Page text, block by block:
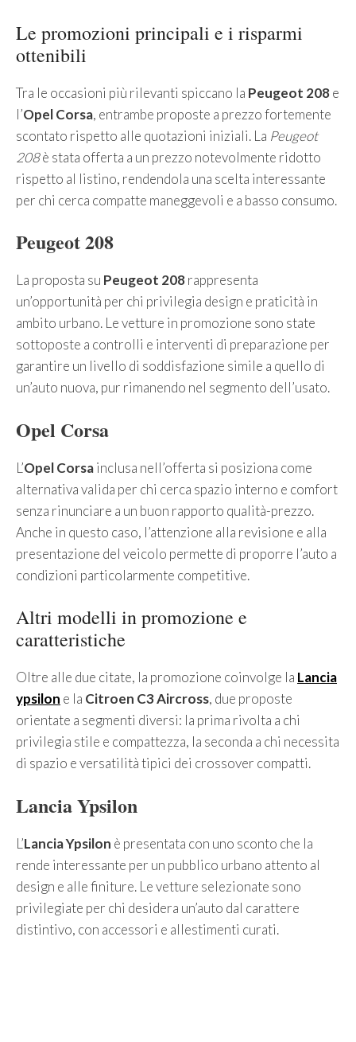
Le promozioni principali e i risparmi
ottenibili
Tra le occasioni più rilevanti spiccano la Peugeot 208e
l’Opel Corsa, entrambe proposte a prezzo fortemente
scontato rispetto alle quotazioni iniziali. La Peugeot
208è stata offerta a un prezzo notevolmente ridotto
rispetto al listino, rendendola una scelta interessante
per chi cerca compatte maneggevoli e a basso consumo.
Peugeot 208
La proposta su Peugeot 208rappresenta
un’opportunità per chi privilegia design e praticità in
ambito urbano. Le vetture in promozione sono state
sottoposte a controlli e interventi di preparazione per
garantire un livello di soddisfazione simile a quello di
un’auto nuova, pur rimanendo nel segmento dell’usato.
Opel Corsa
L’Opel Corsainclusa nell’offerta si posiziona come
alternativa valida per chi cerca spazio interno e comfort
senza rinunciare a un buon rapporto qualità-prezzo.
Anche in questo caso, l’attenzione alla revisione e alla
presentazione del veicolo permette di proporre l’auto a
condizioni particolarmente competitive.
Altri modelli in promozione e
caratteristiche
Oltre alle due citate, la promozione coinvolge la Lancia
ypsilon e la Citroen C3 Aircross, due proposte
orientate a segmenti diversi: la prima rivolta a chi
privilegia stile e compattezza, la seconda a chi necessita
di spazio e versatilità tipici dei crossover compatti.
Lancia Ypsilon
L’Lancia Ypsilon è presentata con uno sconto che la
rende interessante per un pubblico urbano attento al
design e alle finiture. Le vetture selezionate sono
privilegiate per chi desidera un’auto dal carattere
distintivo, con accessori e allestimenti curati.